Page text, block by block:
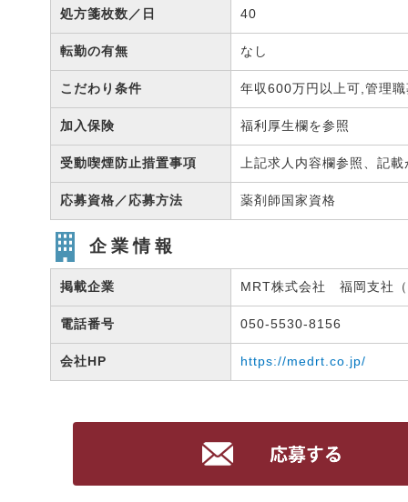
処方箋枚数／日 40
転勤の有無 なし
こだわり条件 年収600万円以上可,管理
加入保険 福利厚生欄を参照
受動喫煙防止措置事項 上記求人内容欄参照、記
応募資格／応募方法 薬剤師国家資格
企業情報
掲載企業 MRT株式会社 福岡支社
電話番号 050-5530-8156
会社HP https://medrt.co.jp/